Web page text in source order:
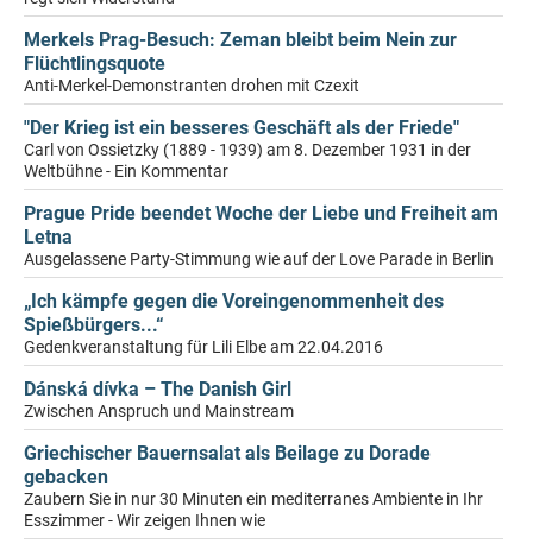
Merkels Prag-Besuch: Zeman bleibt beim Nein zur
Flüchtlingsquote
Anti-Merkel-Demonstranten drohen mit Czexit
"Der Krieg ist ein besseres Geschäft als der Friede"
Carl von Ossietzky (1889 - 1939) am 8. Dezember 1931 in der
Weltbühne - Ein Kommentar
Prague Pride beendet Woche der Liebe und Freiheit am
Letna
Ausgelassene Party-Stimmung wie auf der Love Parade in Berlin
„Ich kämpfe gegen die Voreingenommenheit des
Spießbürgers...“
Gedenkveranstaltung für Lili Elbe am 22.04.2016
Dánská dívka – The Danish Girl
Zwischen Anspruch und Mainstream
Griechischer Bauernsalat als Beilage zu Dorade
gebacken
Zaubern Sie in nur 30 Minuten ein mediterranes Ambiente in Ihr
Esszimmer - Wir zeigen Ihnen wie